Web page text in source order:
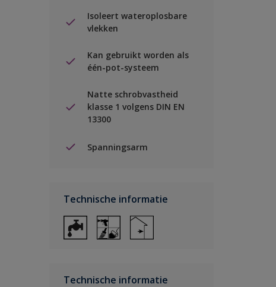
Isoleert wateroplosbare
vlekken
Kan gebruikt worden als
één-pot-systeem
Natte schrobvastheid
klasse 1 volgens DIN EN
13300
Spanningsarm
Technische informatie
Technische informatie